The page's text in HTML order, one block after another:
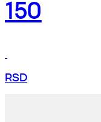
150
RSD